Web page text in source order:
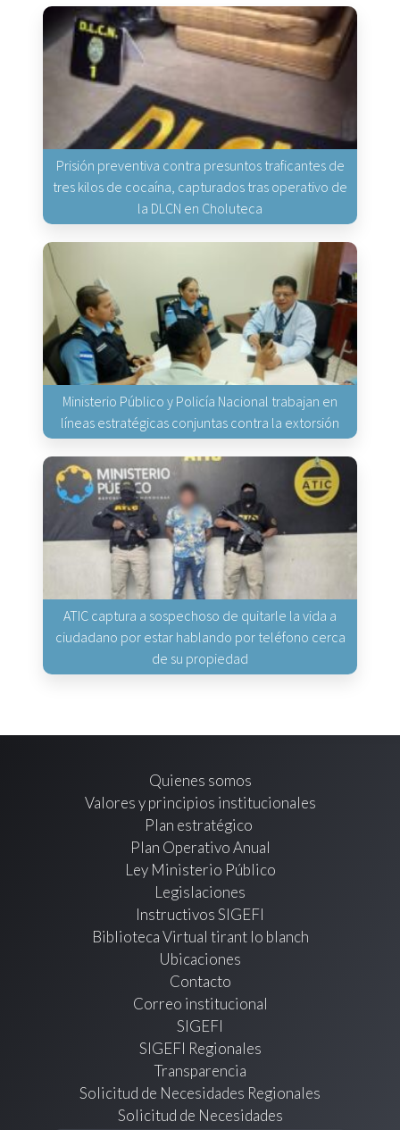
Prisión preventiva contra presuntos traficantes de
tres kilos de cocaína, capturados tras operativo de
la DLCN en Choluteca
Ministerio Público y Policía Nacional trabajan en
líneas estratégicas conjuntas contra la extorsión
ATIC captura a sospechoso de quitarle la vida a
ciudadano por estar hablando por teléfono cerca
de su propiedad
Quienes somos
Valores y principios institucionales
Plan estratégico
Plan Operativo Anual
Ley Ministerio Público
Legislaciones
Instructivos SIGEFI
Biblioteca Virtual tirant lo blanch
Ubicaciones
Contacto
Correo institucional
SIGEFI
SIGEFI Regionales
Transparencia
Solicitud de Necesidades Regionales
Solicitud de Necesidades